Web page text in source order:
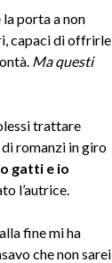
porta a non
capaci di offrirle
Ma questi
trattare
romanzi in giro
gatti e io
l’autrice.
fine mi ha
che non sarei